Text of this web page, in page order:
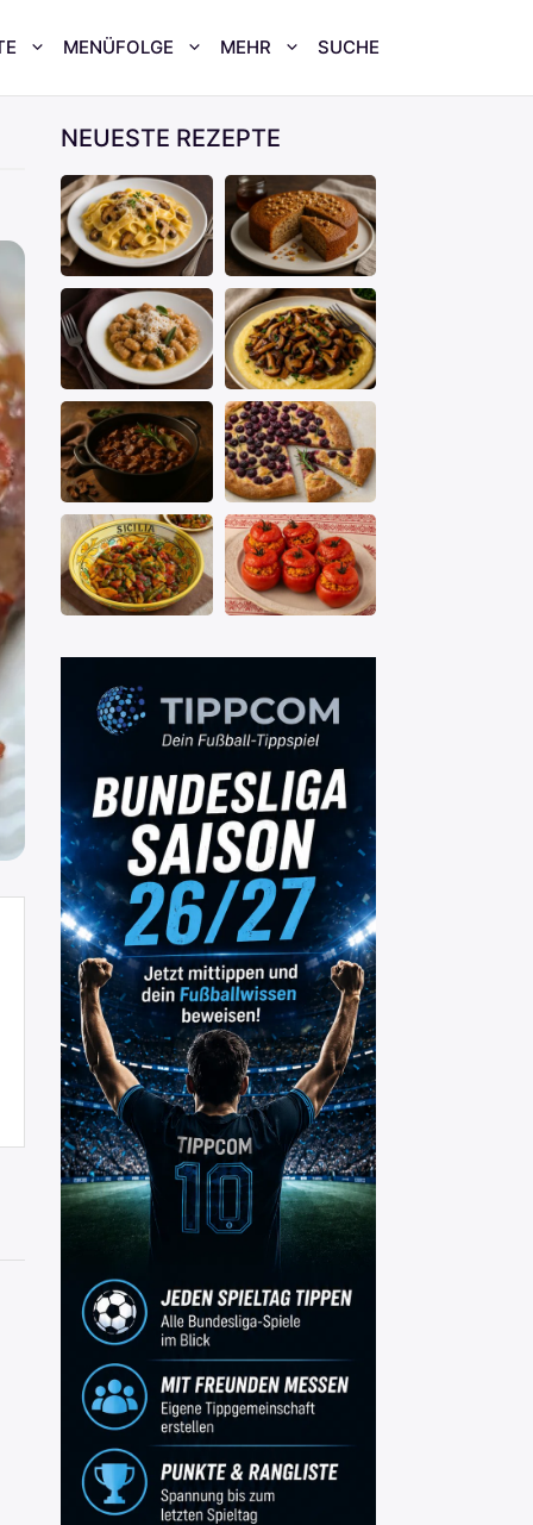
MENÜFOLGE MEHR SUCHE
NEUESTE REZEPTE